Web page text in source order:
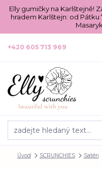
Elly gumičky na Karlštejně!
hradem Karlštejn: od Pátku
+420 605 713 969
Úvod SCRUNCHIES Satén